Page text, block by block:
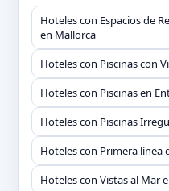
Hoteles con Espacios de
en Mallorca
Hoteles con Piscinas con
Hoteles con Piscinas en
Hoteles con Piscinas
Hoteles con Primera línea
Hoteles con Vistas al Mar